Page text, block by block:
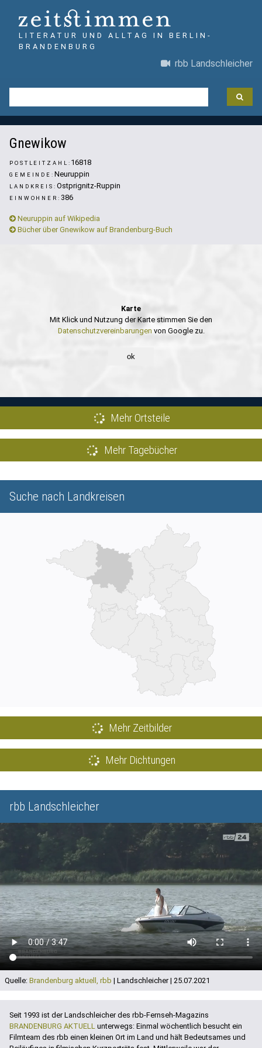
LITERATUR UND ALLTAG IN BERLIN-
BRANDENBURG
rbb Landschleicher
Foto: Florian Schäffer (Wikipedia)
Gnewikow
POSTLEITZAHL: 16818
GEMEINDE: Neuruppin
LANDKREIS: Ostprignitz-Ruppin
EINWOHNER: 386
Neuruppin auf Wikipedia
Bücher über Gnewikow auf Brandenburg-Buch
Karte
Mit Klick und Nutzung der Karte stimmen Sie den
Datenschutzvereinbarungen von Google zu.
ok
Mehr Ortsteile
Mehr Tagebücher
Suche nach Landkreisen
Mehr Zeitbilder
Mehr Dichtungen
rbb Landschleicher
Quelle: Brandenburg aktuell, rbb | Landschleicher | 25.07.2021
Seit 1993 ist der Landschleicher des rbb-Fernseh-Magazins
BRANDENBURG AKTUELL unterwegs: Einmal wöchentlich besucht ein
Filmteam des rbb einen kleinen Ort im Land und hält Bedeutsames und